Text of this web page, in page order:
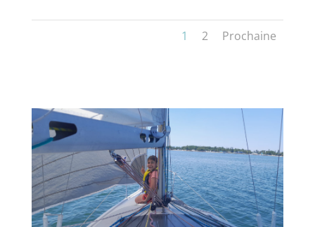
1 2 Prochaine